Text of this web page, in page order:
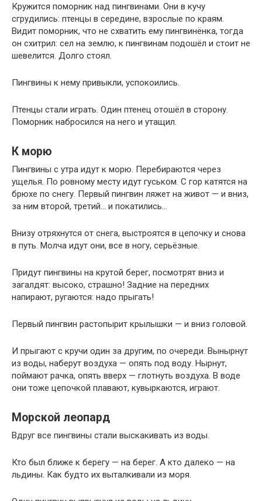
Кружится поморник над пингвинами. Они в кучу
сгрудились: птенцы в середине, взрослые по краям.
Видит поморник, что не схватить ему пингвинёнка, тогда
он схитрил: сел на землю, к пингвинам подошёл и стоит не
шевелится. Долго стоял.
Пингвины к нему привыкли, успокоились.
Птенцы стали играть. Один птенец отошёл в сторону.
Поморник набросился на него и утащил.
К морю
Пингвины с утра идут к морю. Перебираются через
ущелья. По ровному месту идут гуськом. С гор катятся на
брюхе по снегу. Первый пингвин ляжет на живот — и вниз,
за ним второй, третий… и покатились…
Внизу отряхнутся от снега, выстроятся в цепочку и снова
в путь. Молча идут они, все в ногу, серьёзные.
Придут пингвины на крутой берег, посмотрят вниз и
загалдят: высоко, страшно! Задние на передних
напирают, ругаются: надо прыгать!
Первый пингвин растопырит крылышки — и вниз головой.
И прыгают с кручи один за другим, по очереди. Вынырнут
из воды, наберут воздуха — опять под воду. Нырнут,
поймают рачка, опять вверх — глотнуть воздуха. В воде
они тоже цепочкой плавают, кувыркаются, играют.
Морской леопард
Вдруг все пингвины стали выскакивать из воды.
Кто был ближе к берегу — на берег. А кто далеко — на
льдины. Как будто их выталкивали из моря.